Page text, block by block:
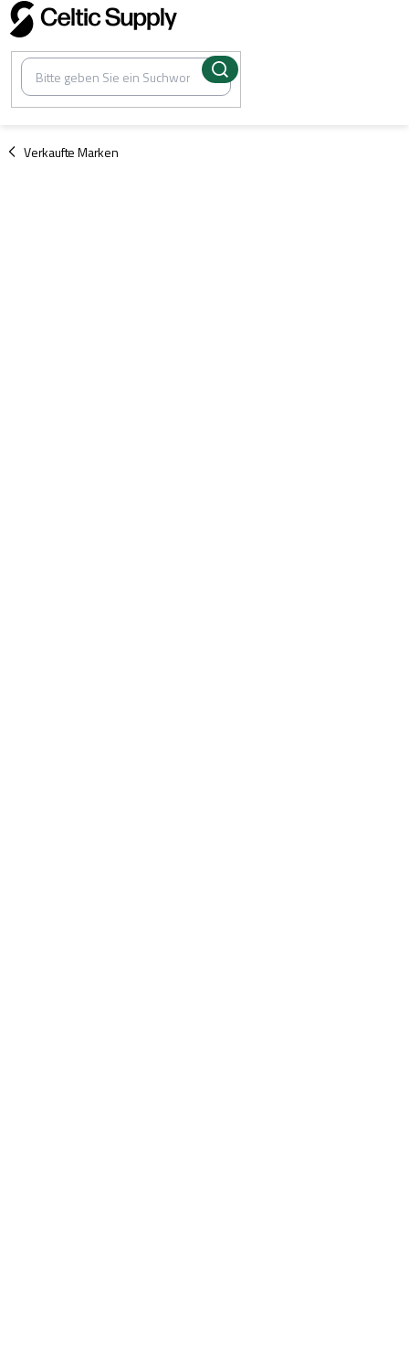
Zum
Inhalt
springen
Verkaufte Marken
/